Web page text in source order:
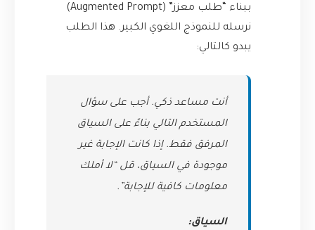
ببناء “طلب معزز” (Augmented Prompt)
نرسله للنموذج اللغوي الكبير. هذا الطلب
يبدو كالتالي:
أنت مساعد ذكي. أجب على سؤال
المستخدم التالي بناءً على السياق
المرفق فقط. إذا كانت الإجابة غير
موجودة في السياق، قل “لا أملك
معلومات كافية للإجابة”.
السياق: